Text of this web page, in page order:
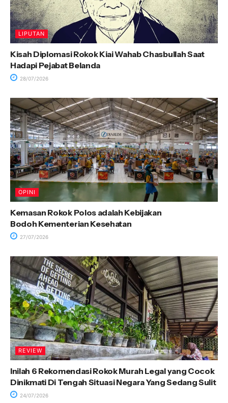
LIPUTAN
Kisah Diplomasi Rokok Kiai Wahab Chasbullah Saat
Hadapi Pejabat Belanda
28/07/2026
OPINI
Kemasan Rokok Polos adalah Kebijakan
Bodoh Kementerian Kesehatan
27/07/2026
REVIEW
Inilah 6 Rekomendasi Rokok Murah Legal yang Cocok
Dinikmati Di Tengah Situasi Negara Yang Sedang Sulit
24/07/2026